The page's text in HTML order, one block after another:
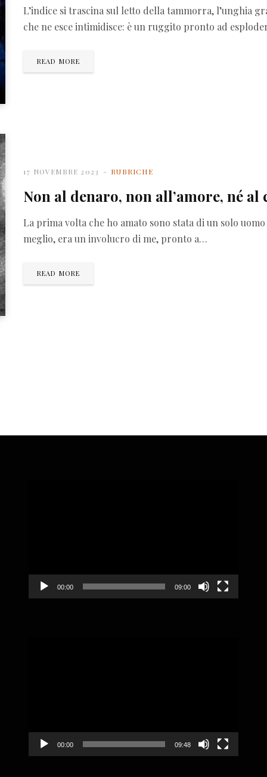
L’indice si trascina sul letto della tammorra, l’unghia
che ne esce intimidisce: è un ruggito pronto ad
READ MORE
RUBRICHE
17 NOVEMBRE 2023
Non al denaro, non all’amore, né al
La prima volta che ho amato sono stata di un solo
meglio, era un involucro di me, pronto a…
READ MORE
00:00 09:00
00:00 09:48